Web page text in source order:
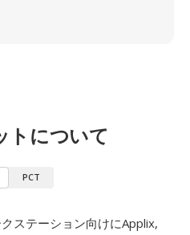
トについて
PCT
ステーション向けにApplix,